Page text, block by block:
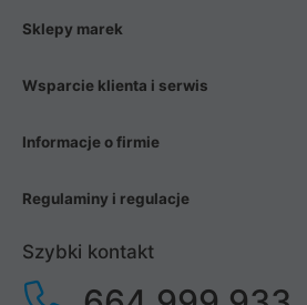
Sklepy marek
Wsparcie klienta i serwis
Informacje o firmie
Regulaminy i regulacje
Szybki kontakt